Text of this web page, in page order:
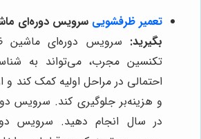
تعمیر ظرفشویی سرویس دوره‌ای
بگیرید: سرویس دوره‌ای
تکنسین مجرب، می‌تواند به
احتمالی در مراحل اولیه کمک کند و
و هزینه‌بر جلوگیری کند. سرویس
در سال انجام دهید. سرویس